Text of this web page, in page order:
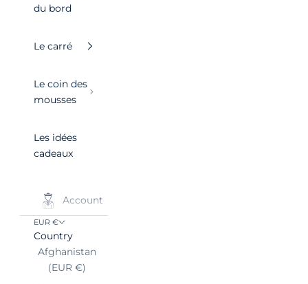
du bord
Le carré
Le coin des
mousses
Les idées
cadeaux
Account
EUR €
Country
Afghanistan
(EUR €)